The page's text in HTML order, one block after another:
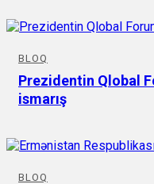
BLOQ
Prezidentin Qlobal
ismarış
BLOQ